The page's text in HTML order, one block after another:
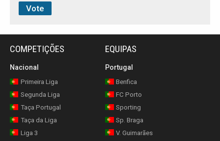
COMPETIÇÕES
Nacional
Primeira Liga
Segunda Liga
Taça Portugal
Taça da Liga
Liga 3
EQUIPAS
Portugal
Benfica
FC Porto
Sporting
Sp. Braga
V. Guimarães